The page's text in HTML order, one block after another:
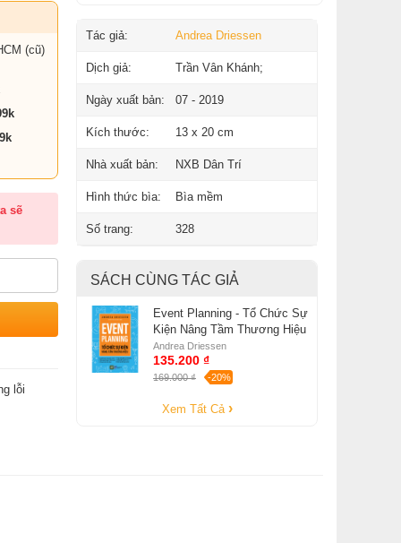
(cũ)
sẽ
lỗi
Tác giả: Andrea Driessen
Dịch giả: Trần Vân Khánh;
Ngày xuất bản: 07 - 2019
Kích thước: 13 x 20 cm
Nhà xuất bản: NXB Dân Trí
Hình thức bìa: Bìa mềm
Số trang: 328
SÁCH CÙNG TÁC GIẢ
Event Planning - Tổ Chức Sự
Kiện Nâng Tầm Thương Hiệu
Andrea Driessen
135.200 ₫
169.000 ₫ -20%
Xem Tất Cả